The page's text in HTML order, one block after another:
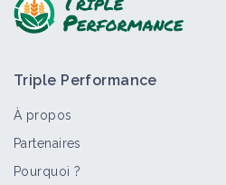
Triple Performance
À propos
Partenaires
Pourquoi ?